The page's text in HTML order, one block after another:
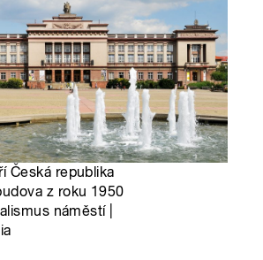
Česká republika
z roku 1950
náměstí |